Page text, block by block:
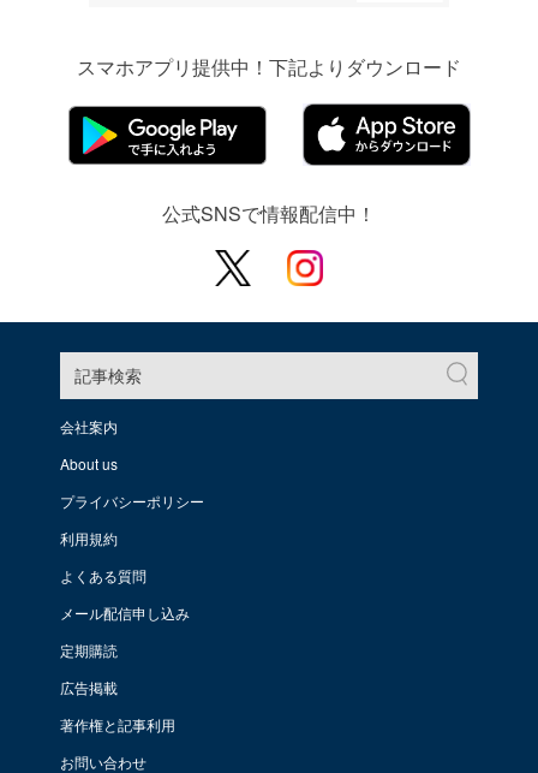
スマホアプリ提供中！下記よりダウンロード
公式SNSで情報配信中！
記事検索
会社案内
About us
プライバシーポリシー
利用規約
よくある質問
メール配信申し込み
定期購読
広告掲載
著作権と記事利用
お問い合わせ